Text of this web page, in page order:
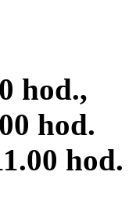
hod.,
hod.
hod.